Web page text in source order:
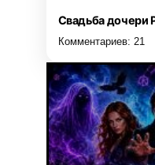
Свадьба дочери
Комментариев: 21